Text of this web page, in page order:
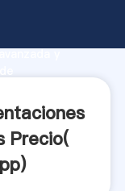
y
Precio(
)